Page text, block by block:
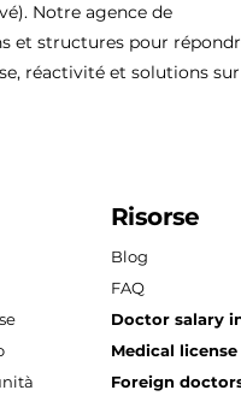
Notre agence de
et structures pour
réactivité et solutions sur
Risorse
Blog
FAQ
Doctor salary
Medical
Foreign